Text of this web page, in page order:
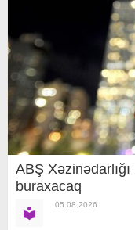
ABŞ
buraxacaq
05.08.2026